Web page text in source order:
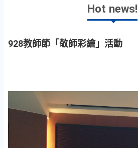
Hot news!
928教師節「敬師彩繪」活動